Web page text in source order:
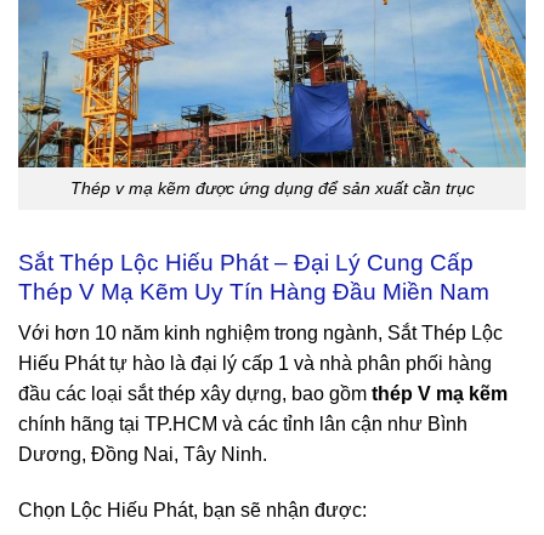
Thép v mạ kẽm được ứng dụng để sản xuất cần trục
Sắt Thép Lộc Hiếu Phát – Đại Lý Cung Cấp
Thép V Mạ Kẽm Uy Tín Hàng Đầu Miền Nam
Với hơn 10 năm kinh nghiệm trong ngành, Sắt Thép Lộc
Hiếu Phát tự hào là đại lý cấp 1 và nhà phân phối hàng
đầu các loại sắt thép xây dựng, bao gồm thép V mạ kẽm
chính hãng tại TP.HCM và các tỉnh lân cận như Bình
Dương, Đồng Nai, Tây Ninh.
Chọn Lộc Hiếu Phát, bạn sẽ nhận được: